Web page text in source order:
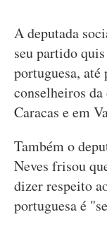
A deputada
seu partido
portuguesa, até
conselheiros
Caracas e em
Também o
Neves frisou
dizer respeito
portuguesa é